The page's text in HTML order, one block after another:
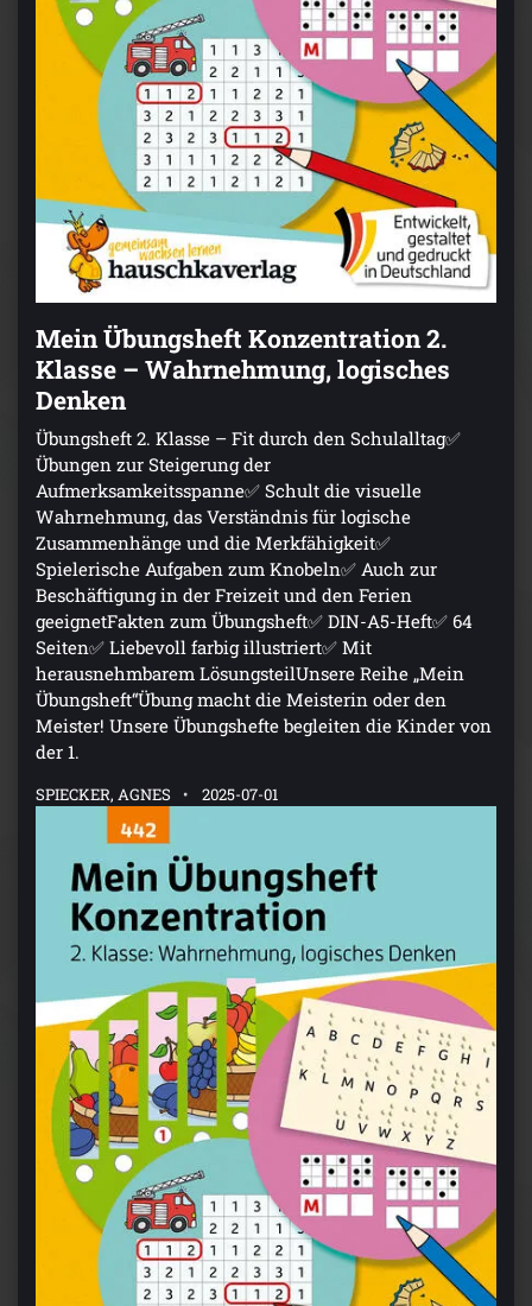
Mein Übungsheft Konzentration 2.
Klasse – Wahrnehmung, logisches
Denken
Übungsheft 2. Klasse – Fit durch den Schulalltag✅
Übungen zur Steigerung der
Aufmerksamkeitsspanne✅ Schult die visuelle
Wahrnehmung, das Verständnis für logische
Zusammenhänge und die Merkfähigkeit✅
Spielerische Aufgaben zum Knobeln✅ Auch zur
Beschäftigung in der Freizeit und den Ferien
geeignetFakten zum Übungsheft✅ DIN-A5-Heft✅ 64
Seiten✅ Liebevoll farbig illustriert✅ Mit
herausnehmbarem LösungsteilUnsere Reihe „Mein
Übungsheft“Übung macht die Meisterin oder den
Meister! Unsere Übungshefte begleiten die Kinder von
der 1.
SPIECKER, AGNES 2025-07-01